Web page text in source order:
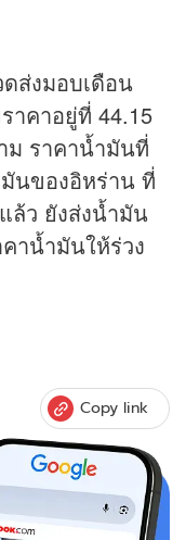
ส่งมอบเดือน
าคาอยู่ที่ 44.15
ม ราคาน้ำมันที่
นของอิหร่าน ที่
ล้ว ยังส่งน้ำมัน
าน้ำมันให้ร่วง
Copy link